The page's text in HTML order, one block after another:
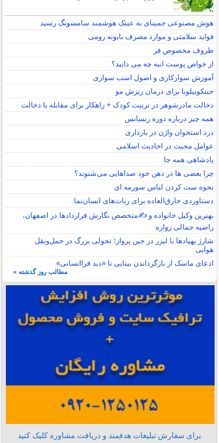
هوش مصنوعی جمینای به عینک هوشمند سامسونگ رسید
فواید سلامتی و موارد مصرف بابونه رومی
ظروف مخصوص فر
از خواص پوست انبه چه می دانید؟
آموزش سوارکاری و اصول اسب سواری
جینکوبیلوبا برای درمان ریزش مو
دخالت مادرشوهر در تربیت کودک + راهکار برای مقابله با دخالت
همه چیز درباره دوره رنسانس
درد استخوان واژن در بارداری
عوامل محبت در احادیث اسلامى
پادشاهی همه جا
چرا بعضی ها در ذهن خود صداهایی می‌شنوند؟
نحوه ست کردن لباس سورمه ای
دستاوردی خارق‌العاده برای ربات‌های انسان‌نما
بهترین وکیل خانواده و ✍️متخصص نگارش قراردادها در اصفهان،
راضیه جمالی زواره
شارژ پهپادها با لیزر در حین پرواز؛ تحولی بزرگ در حمل‌ونقل
هوایی
ادعای ماسک از بازگرداندن بینایی تا «دید فراانسانی»
مطالب روز گذشته »
برای سفارش تبلیغات هدفمند و دریافت مشاوره کلیک کنید